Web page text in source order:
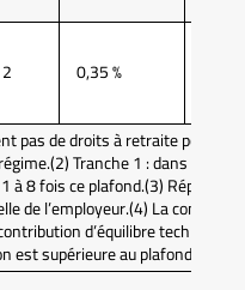
0,35 %
pas de droits à retraite pour
Tranche 1 : dans la
à 8 fois ce plafond.(3)
de l’employeur.(4) La
d’équilibre technique
est supérieure au plafond